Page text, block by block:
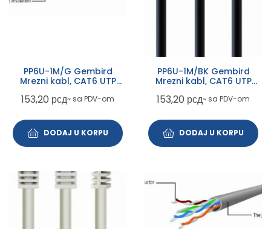
PP6U-1M/G Gembird
Mrezni kabl, CAT6 UTP
153,20 рсд~ sa PDV-om
DODAJ U KORPU
PP6U-1M/BK Gembird
Mrezni kabl, CAT6 UTP
153,20 рсд~ sa PDV-om
DODAJ U KORPU